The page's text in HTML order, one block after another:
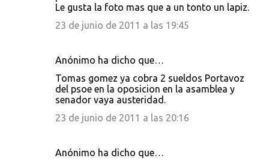
Le gusta la foto mas que a un tonto un lapiz.
23 de junio de 2011 a las 19:45
Anónimo ha dicho que…
Tomas gomez ya cobra 2 sueldos Portavoz
del psoe en la oposicion en la asamblea y
senador vaya austeridad.
23 de junio de 2011 a las 20:16
Anónimo ha dicho que…